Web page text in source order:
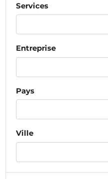
Services
Entreprise
Pays
Ville